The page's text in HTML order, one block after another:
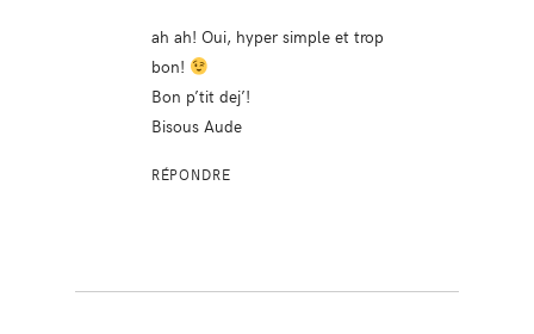
ah ah! Oui, hyper simple et trop
bon!
Bon p’tit dej’!
Bisous Aude
RÉPONDRE